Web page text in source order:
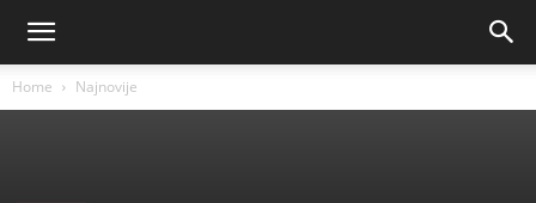
Home Najnovije